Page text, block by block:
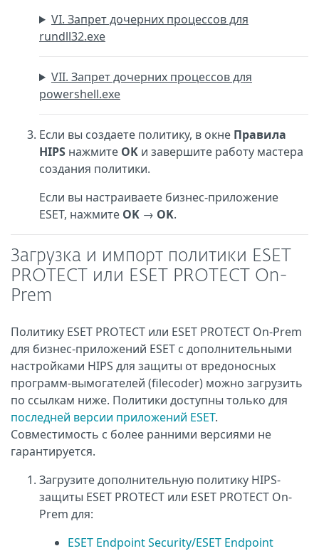
VI. Запрет дочерних процессов для
rundll32.exe
VII. Запрет дочерних процессов для
powershell.exe
Если вы создаете политику, в окне Правила
HIPS нажмите OK и завершите работу мастера
создания политики.
Если вы настраиваете бизнес-приложение
ESET, нажмите OK → OK.
Загрузка и импорт политики ESET
PROTECT или ESET PROTECT On-
Prem
Политику ESET PROTECT или ESET PROTECT On-Prem
для бизнес-приложений ESET с дополнительными
настройками HIPS для защиты от вредоносных
программ-вымогателей (filecoder) можно загрузить
по ссылкам ниже. Политики доступны только для
последней версии приложений ESET.
Совместимость с более ранними версиями не
гарантируется.
Загрузите дополнительную политику HIPS-
защиты ESET PROTECT или ESET PROTECT On-
Prem для:
ESET Endpoint Security/ESET Endpoint